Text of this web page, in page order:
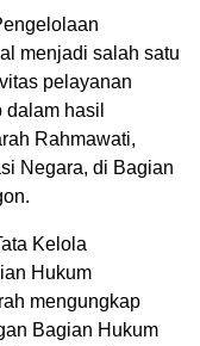
menjadi salah satu
pelayanan
hasil
Rahmawati,
Negara, di Bagian
Kelola
Hukum
mengungkap
Bagian Hukum